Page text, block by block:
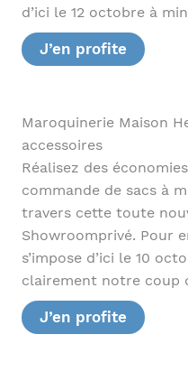
d’ici le 12 octobre à
J’en profite
Maroquinerie Maison
accessoires
Réalisez des
commande de sacs à
travers cette toute
Showroomprivé. Pour
s’impose d’ici le 10
clairement notre coup
J’en profite